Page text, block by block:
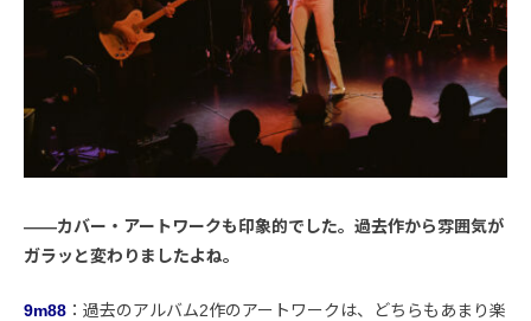
――カバー・アートワークも印象的でした。過去作から雰囲気が
ガラッと変わりましたよね。
9m88 ：過去のアルバム2作のアートワークは、どちらもあまり楽